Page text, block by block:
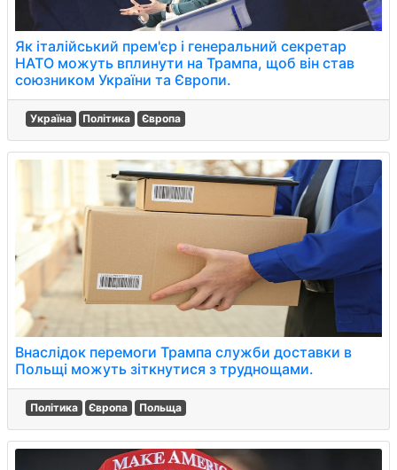
Як італійський прем'єр і генеральний секретар
НАТО можуть вплинути на Трампа, щоб він став
союзником України та Європи.
Україна Політика Європа
Внаслідок перемоги Трампа служби доставки в
Польщі можуть зіткнутися з труднощами.
Політика Європа Польща